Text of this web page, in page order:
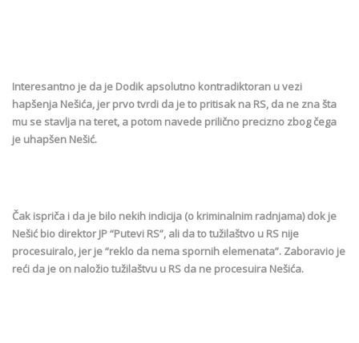
Interesantno je da je Dodik apsolutno kontradiktoran u vezi
hapšenja Nešića, jer prvo tvrdi da je to pritisak na RS, da ne zna šta
mu se stavlja na teret, a potom navede prilično precizno zbog čega
je uhapšen Nešić.
Čak ispriča i da je bilo nekih indicija (o kriminalnim radnjama) dok je
Nešić bio direktor JP “Putevi RS”, ali da to tužilaštvo u RS nije
procesuiralo, jer je “reklo da nema spornih elemenata”. Zaboravio je
reći da je on naložio tužilaštvu u RS da ne procesuira Nešića.